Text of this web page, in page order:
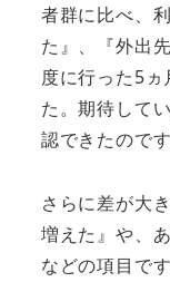
者群に比べ、
た』、『外出
度に行った5
た。期待して
認できたのです
さらに差が大
増えた』や、
などの項目で